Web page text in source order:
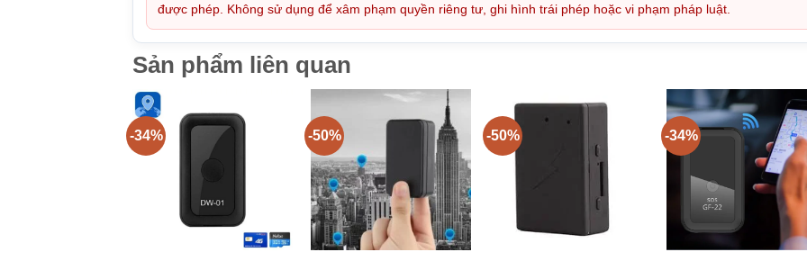
được phép. Không sử dụng để xâm phạm quyền riêng tư, ghi hình trái phép hoặc vi phạm pháp luật.
Sản phẩm liên quan
-34% -50% -50% -34%